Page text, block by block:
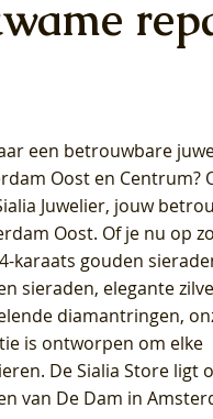
een betrouwbare
Oost en Centrum?
Juwelier, jouw
Oost. Of je nu op
karaats gouden
sieraden, elegante
diamantringen,
is ontworpen om elke
De Sialia Store ligt
van De Dam in